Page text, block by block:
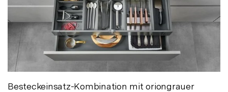
Besteckeinsatz-Kombination mit oriongrauer